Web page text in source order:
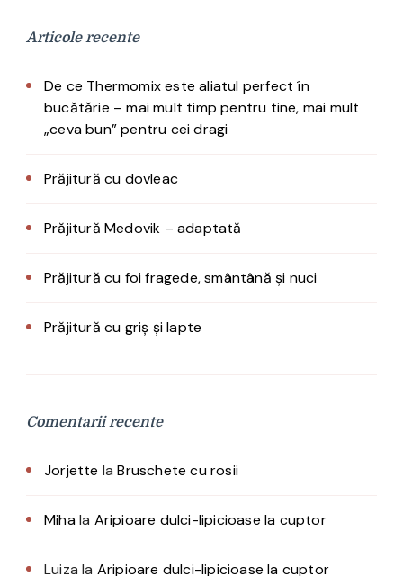
Articole recente
De ce Thermomix este aliatul perfect în
bucătărie – mai mult timp pentru tine, mai mult
„ceva bun” pentru cei dragi
Prăjitură cu dovleac
Prăjitură Medovik – adaptată
Prăjitură cu foi fragede, smântână și nuci
Prăjitură cu griș și lapte
Comentarii recente
Jorjette laBruschete cu rosii
Mihala Aripioare dulci-lipicioase la cuptor
Luiza la Aripioare dulci-lipicioase la cuptor